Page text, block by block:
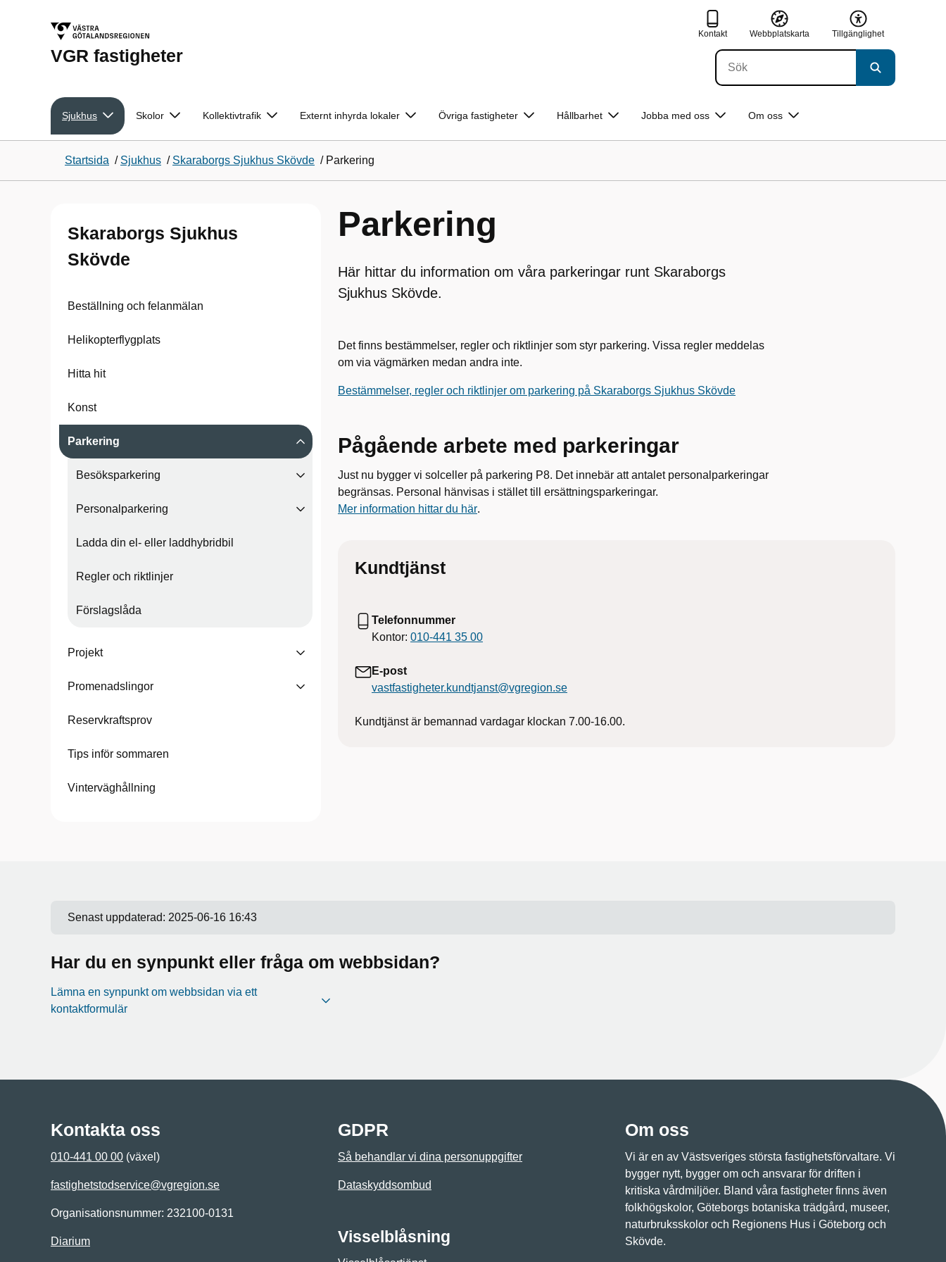
VGR fastigheter
Kontakt Webbplatskarta Tillgänglighet
Sjukhus Skolor Kollektivtrafik Externt inhyrda lokaler Övriga fastigheter Hållbarhet Jobba med oss Om oss
Startsida / Sjukhus / Skaraborgs Sjukhus Skövde / Parkering
Skaraborgs Sjukhus
Skövde
Beställning och felanmälan
Helikopterflygplats
Hitta hit
Konst
Parkering
Besöksparkering
Personalparkering
Ladda din el- eller laddhybridbil
Regler och riktlinjer
Förslagslåda
Projekt
Promenadslingor
Reservkraftsprov
Tips inför sommaren
Vinterväghållning
Parkering
Här hittar du information om våra parkeringar runt Skaraborgs
Sjukhus Skövde.
Det finns bestämmelser, regler och riktlinjer som styr parkering. Vissa regler meddelas
om via vägmärken medan andra inte.
Bestämmelser, regler och riktlinjer om parkering på Skaraborgs Sjukhus Skövde
Pågående arbete med parkeringar
Just nu bygger vi solceller på parkering P8. Det innebär att antalet personalparkeringar
begränsas. Personal hänvisas i stället till ersättningsparkeringar.
Mer information hittar du här.
Kundtjänst
Telefonnummer
Kontor: 010-441 35 00
E-post
vastfastigheter.kundtjanst@vgregion.se
Kundtjänst är bemannad vardagar klockan 7.00-16.00.
Senast uppdaterad: 2025-06-16 16:43
Har du en synpunkt eller fråga om webbsidan?
Lämna en synpunkt om webbsidan via ett
kontaktformulär
Kontakta oss
010-441 00 00 (växel)
fastighetstodservice@vgregion.se
Organisationsnummer: 232100-0131
Diarium
GDPR
Så behandlar vi dina personuppgifter
Dataskyddsombud
Visselblåsning
Om oss
Vi är en av Västsveriges största fastighetsförvaltare. Vi
bygger nytt, bygger om och ansvarar för driften i
kritiska vårdmiljöer. Bland våra fastigheter finns även
folkhögskolor, Göteborgs botaniska trädgård, museer,
naturbruksskolor och Regionens Hus i Göteborg och
Skövde.